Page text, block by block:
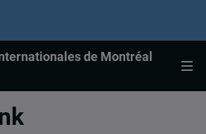
de Montréal